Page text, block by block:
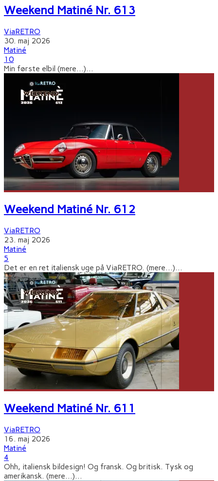
Weekend Matiné Nr. 613
ViaRETRO
30. maj 2026
Matiné
10
Min første elbil (mere…)...
Weekend Matiné Nr. 612
ViaRETRO
23. maj 2026
Matiné
5
Det er en ret italiensk uge på ViaRETRO. (mere…)...
Weekend Matiné Nr. 611
ViaRETRO
16. maj 2026
Matiné
4
Ohh, italiensk bildesign! Og fransk. Og britisk. Tysk og
amerikansk. (mere…)...